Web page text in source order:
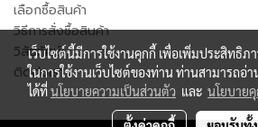
เลือกซื้อสินค้า
วิธีการสั่งซื้อสินค้า
วิสัยทัศน์
ติดต่อเรา
เว็บไซต์นี้มีการใช้งานคุกกี้ เพื่อเพิ่มประสิทธิ
ในการใช้งานเว็บไซต์ของท่าน ท่านสามารถอ่า
ได้ที่นโยบายความเป็นส่วนตัว และ นโยบาย